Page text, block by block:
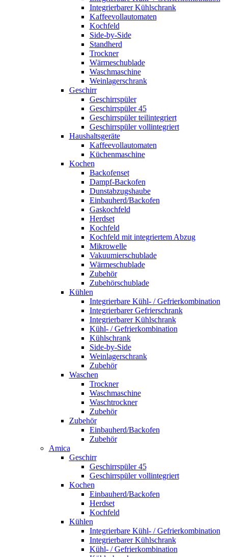
Integrierbarer Kühlschrank
Kaffeevollautomaten
Kochfeld
Side-by-Side
Standherd
Trockner
Wärmeschublade
Waschmaschine
Weinlagerschrank
Geschirr
Geschirrspüler
Geschirrspüler 45
Geschirrspüler teilintegriert
Geschirrspüler vollintegriert
Haushaltsgeräte
Kaffeevollautomaten
Küchenmaschine
Kochen
Backofenset
Dampf-Backofen
Dunstabzugshaube
Einbauherd/Backofen
Gaskochfeld
Herdset
Kochfeld
Kochfeld mit integriertem Abzug
Mikrowelle
Vakuumierschublade
Wärmeschublade
Zubehör
Zubehörschublade
Kühlen
Integrierbare Kühl- / Gefrierkombination
Integrierbarer Gefrierschrank
Integrierbarer Kühlschrank
Kühl- / Gefrierkombination
Kühlschrank
Side-by-Side
Weinlagerschrank
Zubehör
Waschen
Trockner
Waschmaschine
Waschtrockner
Zubehör
Zubehör
Einbauherd/Backofen
Zubehör
Amica
Geschirr
Geschirrspüler 45
Geschirrspüler vollintegriert
Kochen
Einbauherd/Backofen
Herdset
Kochfeld
Kühlen
Integrierbare Kühl- / Gefrierkombination
Integrierbarer Kühlschrank
Kühl- / Gefrierkombination